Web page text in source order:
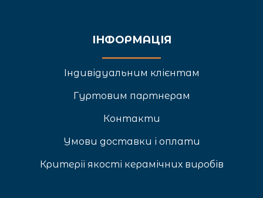
ІНФОРМАЦІЯ
Індивідуальним клієнтам
Гуртовим партнерам
Контакти
Умови доставки і оплати
Критерії якості керамічних виробів